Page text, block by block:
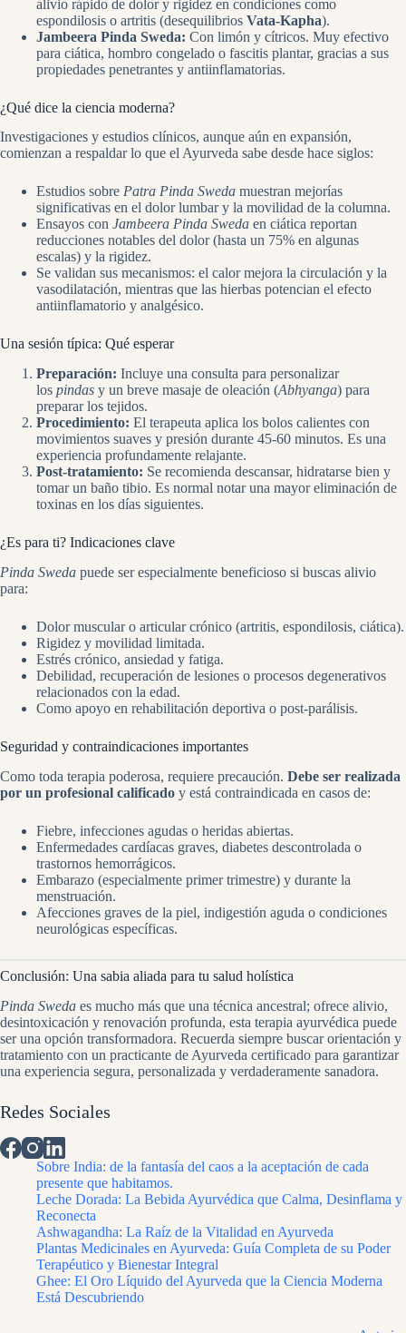
alivio rápido de dolor y rigidez en condiciones como
espondilosis o artritis (desequilibrios Vata-Kapha).
Jambeera Pinda Sweda: Con limón y cítricos. Muy efectivo
para ciática, hombro congelado o fascitis plantar, gracias a sus
propiedades penetrantes y antiinflamatorias.
¿Qué dice la ciencia moderna?
Investigaciones y estudios clínicos, aunque aún en expansión,
comienzan a respaldar lo que el Ayurveda sabe desde hace siglos:
Estudios sobre Patra Pinda Sweda muestran mejorías
significativas en el dolor lumbar y la movilidad de la columna.
Ensayos con Jambeera Pinda Sweda en ciática reportan
reducciones notables del dolor (hasta un 75% en algunas
escalas) y la rigidez.
Se validan sus mecanismos: el calor mejora la circulación y la
vasodilatación, mientras que las hierbas potencian el efecto
antiinflamatorio y analgésico.
Una sesión típica: Qué esperar
Preparación: Incluye una consulta para personalizar
los pindas y un breve masaje de oleación (Abhyanga) para
preparar los tejidos.
Procedimiento: El terapeuta aplica los bolos calientes con
movimientos suaves y presión durante 45-60 minutos. Es una
experiencia profundamente relajante.
Post-tratamiento: Se recomienda descansar, hidratarse bien y
tomar un baño tibio. Es normal notar una mayor eliminación de
toxinas en los días siguientes.
¿Es para ti? Indicaciones clave
Pinda Sweda puede ser especialmente beneficioso si buscas alivio
para:
Dolor muscular o articular crónico (artritis, espondilosis, ciática).
Rigidez y movilidad limitada.
Estrés crónico, ansiedad y fatiga.
Debilidad, recuperación de lesiones o procesos degenerativos
relacionados con la edad.
Como apoyo en rehabilitación deportiva o post-parálisis.
Seguridad y contraindicaciones importantes
Como toda terapia poderosa, requiere precaución. Debe ser realizada
por un profesional calificado y está contraindicada en casos de:
Fiebre, infecciones agudas o heridas abiertas.
Enfermedades cardíacas graves, diabetes descontrolada o
trastornos hemorrágicos.
Embarazo (especialmente primer trimestre) y durante la
menstruación.
Afecciones graves de la piel, indigestión aguda o condiciones
neurológicas específicas.
Conclusión: Una sabia aliada para tu salud holística
Pinda Sweda es mucho más que una técnica ancestral; ofrece alivio,
desintoxicación y renovación profunda, esta terapia ayurvédica puede
ser una opción transformadora. Recuerda siempre buscar orientación y
tratamiento con un practicante de Ayurveda certificado para garantizar
una experiencia segura, personalizada y verdaderamente sanadora.
Redes Sociales
Sobre India: de la fantasía del caos a la aceptación de cada
presente que habitamos.
Leche Dorada: La Bebida Ayurvédica que Calma, Desinflama y
Reconecta
Ashwagandha: La Raíz de la Vitalidad en Ayurveda
Plantas Medicinales en Ayurveda: Guía Completa de su Poder
Terapéutico y Bienestar Integral
Ghee: El Oro Líquido del Ayurveda que la Ciencia Moderna
Está Descubriendo